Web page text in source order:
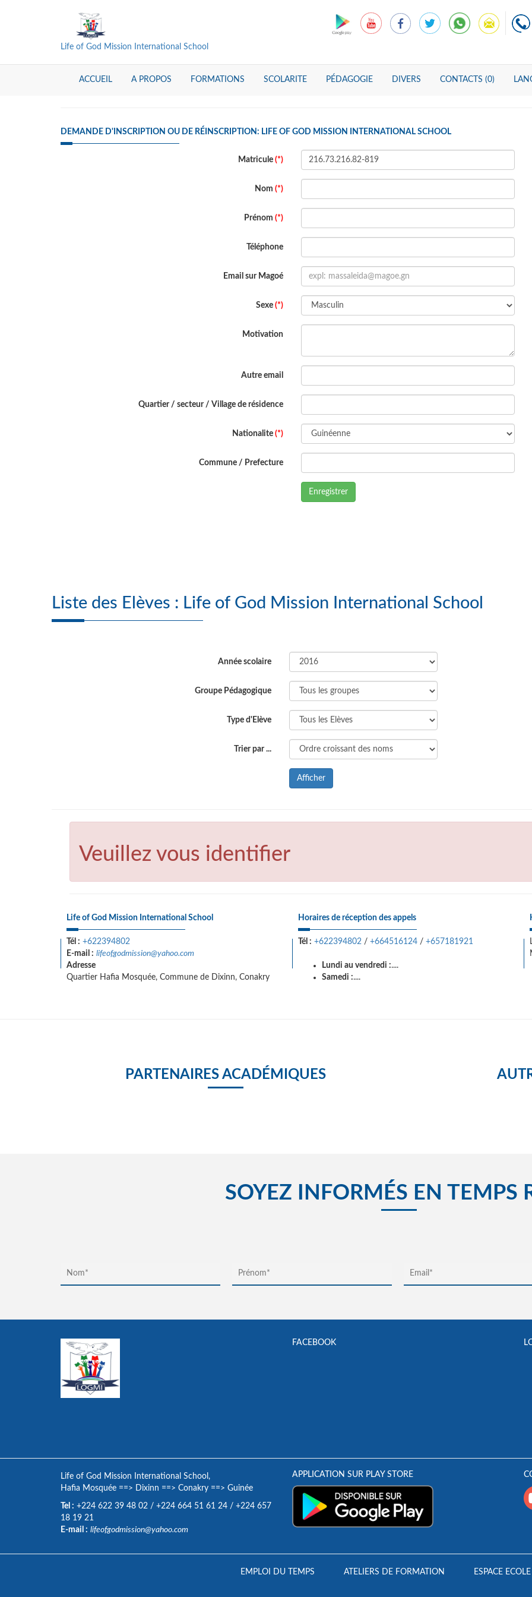
Life of God Mission International School
ACCUEIL A PROPOS FORMATIONS SCOLARITE PÉDAGOGIE DIVERS CONTACTS (0)
DEMANDE D'INSCRIPTION OU DE RÉINSCRIPTION: LIFE OF GOD MISSION INTERNATIONAL SCHOOL
Matricule (*)
Nom (*)
Prénom (*)
Téléphone
Email sur Magoé
Sexe (*)
Motivation
Autre email
Quartier / secteur / Village de résidence
Nationalite (*)
Commune / Prefecture
Enregistrer
Liste des Elèves : Life of God Mission International School
Année scolaire
Groupe Pédagogique
Type d'Elève
Trier par ...
Afficher
Veuillez vous identifier
Life of God Mission International School
Tél : +622394802
E-mail : lifeofgodmission@yahoo.com
Adresse
Quartier Hafia Mosquée, Commune de Dixinn, Conakry
Horaires de réception des appels
Tél : +622394802 / +664516124 / +657181921
Lundi au vendredi :....
Samedi :....
PARTENAIRES ACADÉMIQUES
SOYEZ INFORMÉS EN TEMPS
FACEBOOK
Life of God Mission International School,
Hafia Mosquée ==> Dixinn ==> Conakry ==> Guinée
Tel : +224 622 39 48 02 / +224 664 51 61 24 / +224 657
18 19 21
E-mail : lifeofgodmission@yahoo.com
APPLICATION SUR PLAY STORE
EMPLOI DU TEMPS ATELIERS DE FORMATION ESPACE ECOLE